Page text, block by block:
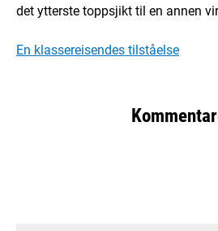
det ytterste toppsjikt til en annen
En klassereisendes tilståelse